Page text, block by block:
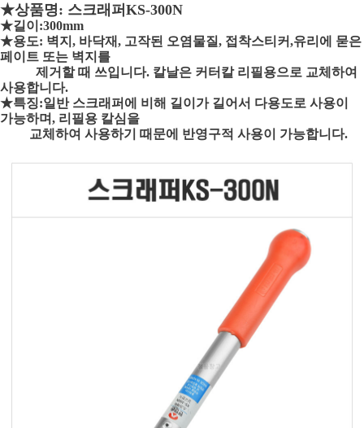
★상품명: 스크래퍼KS-300N
★길이:300mm
★용도: 벽지, 바닥재, 고작된 오염물질, 접착스티커,유리에 묻은
페이트 또는 벽지를
제거할 때 쓰입니다. 칼날은 커터칼 리필용으로 교체하여
사용합니다.
★특징:일반 스크래퍼에 비해 길이가 길어서 다용도로 사용이
가능하며, 리필용 칼심을
교체하여 사용하기 때문에 반영구적 사용이 가능합니다.